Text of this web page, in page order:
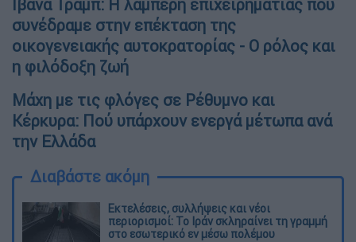
Ιβάνα Τραμπ: Η λαμπερή επιχειρηματίας που
συνέδραμε στην επέκταση της
οικογενειακής αυτοκρατορίας - Ο ρόλος και
η φιλόδοξη ζωή
Μάχη με τις φλόγες σε Ρέθυμνο και
Κέρκυρα: Πού υπάρχουν ενεργά μέτωπα ανά
την Ελλάδα
Διαβάστε ακόμη
Εκτελέσεις, συλλήψεις και νέοι
περιορισμοί: Το Ιράν σκληραίνει τη γραμμή
στο εσωτερικό εν μέσω πολέμου